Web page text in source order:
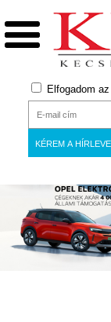
Elfogadom az